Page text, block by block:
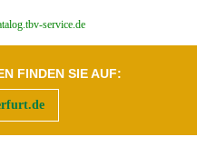
service.de
FINDEN SIE AUF: